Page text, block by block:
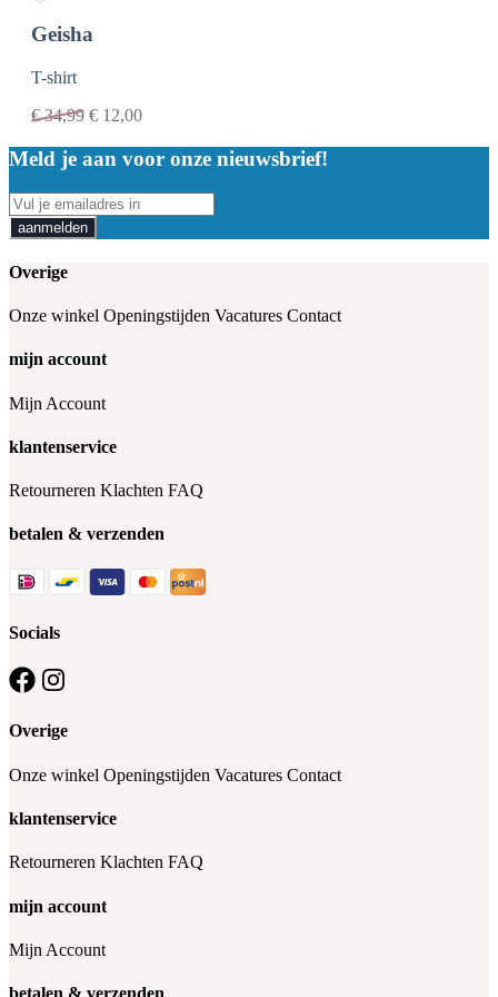
Geisha
T-shirt
€34,99 € 12,00
Meld je aan voor onze nieuwsbrief!
aanmelden
Overige
Onze winkel Openingstijden Vacatures Contact
mijn account
Mijn Account
klantenservice
Retourneren Klachten FAQ
betalen & verzenden
Socials
Overige
Onze winkel Openingstijden Vacatures Contact
klantenservice
Retourneren Klachten FAQ
mijn account
Mijn Account
betalen & verzenden